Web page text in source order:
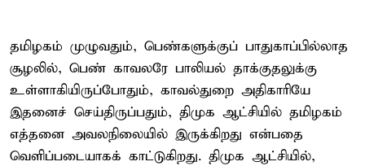
தமிழகம் முழுவதும், பெண்களுக்குப் பாதுகாப்பில்லாத
சூழலில், பெண் காவலரே பாலியல் தாக்குதலுக்கு
உள்ளாகியிருப்போதும், காவல்துறை அதிகாரியே
இதனைச் செய்திருப்பதும், திமுக ஆட்சியில் தமிழகம்
எத்தனை அவலநிலையில் இருக்கிறது என்பதை
வெளிப்படையாகக் காட்டுகிறது. திமுக ஆட்சியில்,